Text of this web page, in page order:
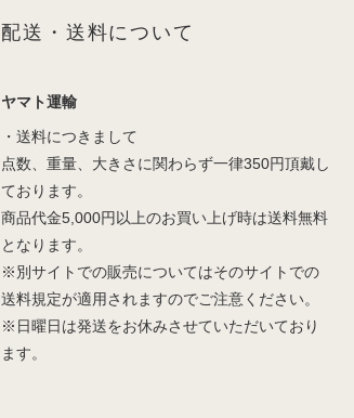
配送・送料について
ヤマト運輸
・送料につきまして
点数、重量、大きさに関わらず一律350円頂戴し
ております。
商品代金5,000円以上のお買い上げ時は送料無料
となります。
※別サイトでの販売についてはそのサイトでの
送料規定が適用されますのでご注意ください。
※日曜日は発送をお休みさせていただいており
ます。